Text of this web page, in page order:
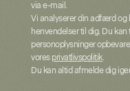
via e-mail.
Vi analyserer din adfærd og
henvendelser til dig. Du
personoplysninger
vores privatlivspolitik.
Du kan altid afmelde dig